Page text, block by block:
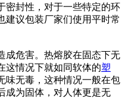
密封性，对于一些特定的环
建议包装厂家们使用平时常
成危害。热熔胶在固态下无
这情况下就如同软体的塑
味无毒，这种情况一般在包
成为固体，对人体更是无